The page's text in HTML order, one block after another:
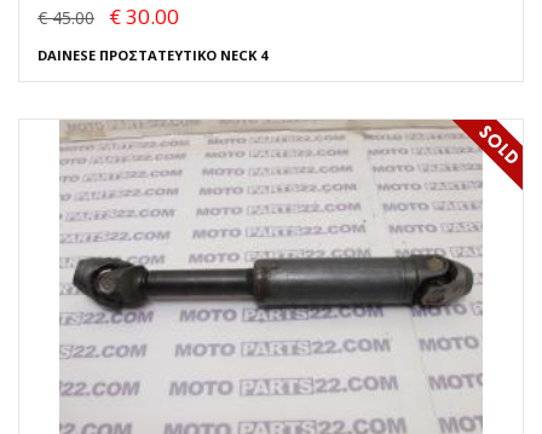
€ 45.00 € 30.00
DAINESE ΠΡΟΣΤΑΤΕΥΤΙΚΟ NECK 4